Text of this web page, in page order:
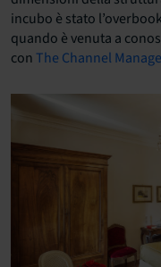
incubo è stato
quando è venuta a
con The Channel